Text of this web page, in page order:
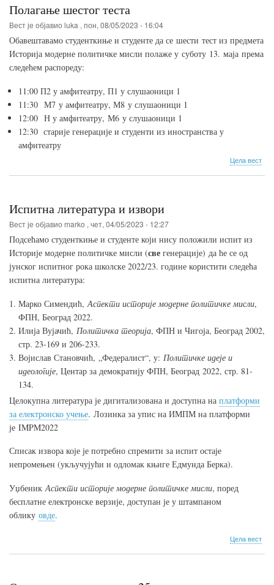
М7
и
Полагање шестог теста
Вест је објавио luka , пон, 08/05/2023 - 16:04
Обавештавамо студенткиње и студенте да се шести тест из предмета
Историја модерне политичке мисли полаже у суботу 13. маја према
следећем распореду:
11:00 П2 у амфитеатру, П1 у слушаоници 1
1 1:30 М7 у амфитеатру, М8 у слушаоници 1
12:00 Н у амфитеатру, М6 у слушаоници 1
12:30 старије генерације и студенти из иностранства у
амфитеатру
Цела весто
Испитна литература и извори
Вест је објавио marko , чет, 04/05/2023 - 12:27
Подсећамо студенткиње и студенте који нису положили испит из
Историје модерне политичке мисли (све генерације) да ће се од
јунског испитног рока школске 2022/23. године користити следећа
испитна литература:
Марко Симендић,Аспекти историје модерне политичке мисли,
ФПН, Београд 2022.
Илија Вујачић, Политичка теорија, ФПН и Чигоја, Београд 2002,
стр. 23-169 и 206-233.
Војислав Становчић, „Федералист“, у: Политичке идеје и
идеологије, Центар за демократију ФПН, Београд 2022, стр. 81-
134.
Целокупна литература је дигитализована и доступна на платформи
за електронско учење. Лозинка за упис на ИМПМ на платформи
је IMPM2022
Списак извора које је потребно спремити за испит остаје
непромењен (укључујући и одломак књиге Едмунда Берка).
УџбеникАспекти историје модерне политичке мисли, поред
бесплатне електронске верзије, доступан је у штампаном
облику овде.
Цела весто